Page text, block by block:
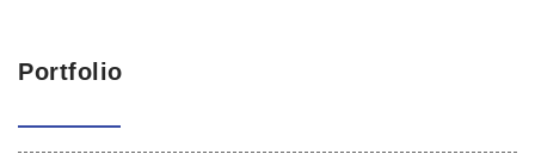
Portfolio